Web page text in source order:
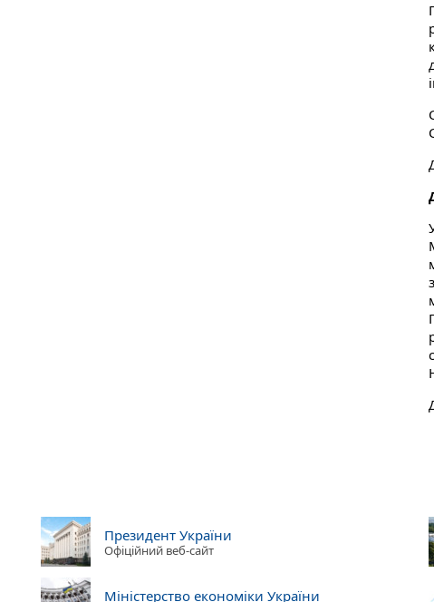
Президент України
Офіційний веб-сайт
Міністерство економіки України